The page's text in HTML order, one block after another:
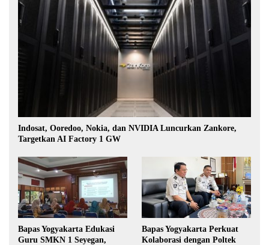
Indosat, Ooredoo, Nokia, dan NVIDIA Luncurkan Zankore,
Targetkan AI Factory 1 GW
Bapas Yogyakarta Edukasi
Guru SMKN 1 Seyegan,
Bapas Yogyakarta Perkuat
Kolaborasi dengan Poltek